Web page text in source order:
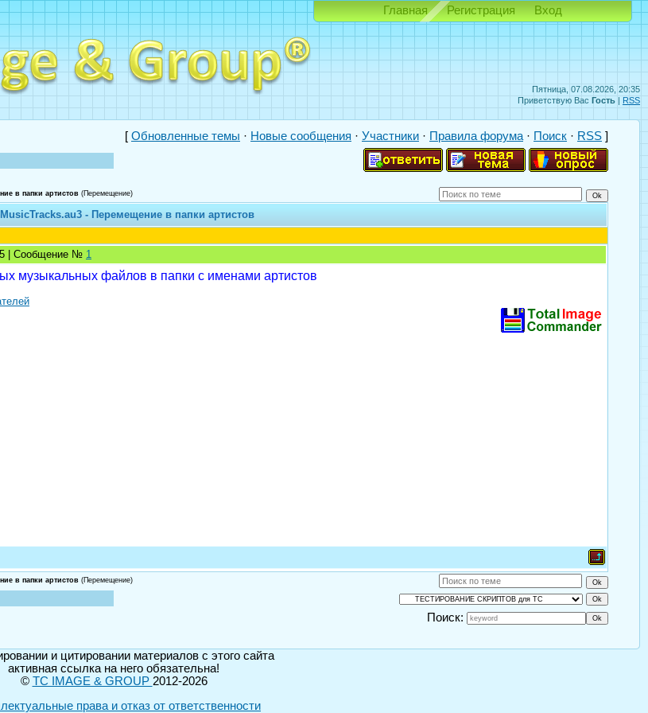
Пятница, 07.08.2026, 20:35
Приветствую Вас Гость | RSS
Главная Регистрация Вход
[ Обновленные темы · Новые сообщения · Участники · Правила форума · Поиск · RSS ]
в папки артистов (Перемещение)
- Перемещение в папки артистов
| Сообщение № 1
музыкальных файлов в папки c именами артистов
в папки артистов (Перемещение)
Поиск:
и цитировании материалов с этого сайта
активная ссылка на него обязательна!
© TC IMAGE & GROUP 2012-2026
права и отказ от ответственности